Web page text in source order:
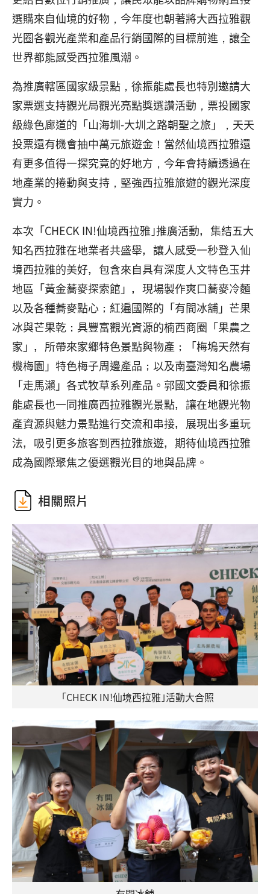
選購來自仙境的好物，今年度也朝著將大西拉雅觀
光圈各觀光產業和產品行銷國際的目標前進，讓全
世界都能感受西拉雅風潮。
為推廣轄區國家級景點，徐振能處長也特別邀請大
家票選支持觀光局觀光亮點獎選讚活動，票投國家
級綠色廊道的「山海圳-大圳之路朝聖之旅」，天天
投票還有機會抽中萬元旅遊金！當然仙境西拉雅還
有更多值得一探究竟的好地方，今年會持續透過在
地產業的捲動與支持，堅強西拉雅旅遊的觀光深度
實力。
本次「CHECK IN!仙境西拉雅｣推廣活動，集結五大
知名西拉雅在地業者共盛舉，讓人感受一秒登入仙
境西拉雅的美好，包含來自具有深度人文特色玉井
地區「黃金蕎麥探索館」，現場製作爽口蕎麥冷麵
以及各種蕎麥點心；紅遍國際的「有間冰舖」芒果
冰與芒果乾；具豐富觀光資源的楠西商圈「果農之
家」，所帶來家鄉特色景點與物產；「梅塢天然有
機梅園」特色梅子周邊產品；以及南臺灣知名農場
「走馬瀨」各式牧草系列產品。郭國文委員和徐振
能處長也一同推廣西拉雅觀光景點，讓在地觀光物
產資源與魅力景點進行交流和串接，展現出多重玩
法，吸引更多旅客到西拉雅旅遊，期待仙境西拉雅
成為國際聚焦之優選觀光目的地與品牌。
相關照片
「CHECK IN!仙境西拉雅｣活動大合照